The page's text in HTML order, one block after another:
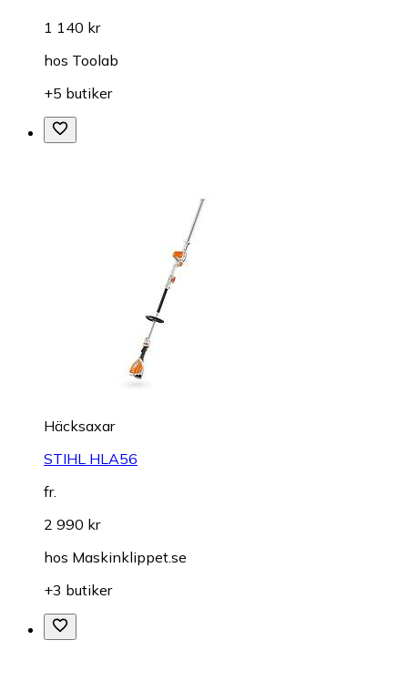
1 140 kr
hos Toolab
+5 butiker
Häcksaxar
STIHL HLA56
fr.
2 990 kr
hos Maskinklippet.se
+3 butiker